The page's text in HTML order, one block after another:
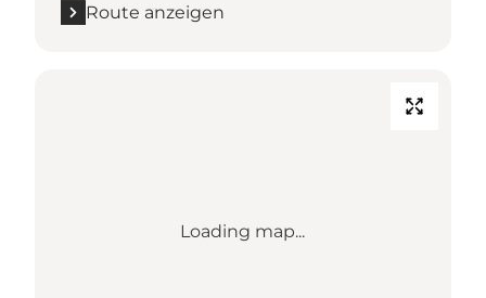
Route anzeigen
Loading map...